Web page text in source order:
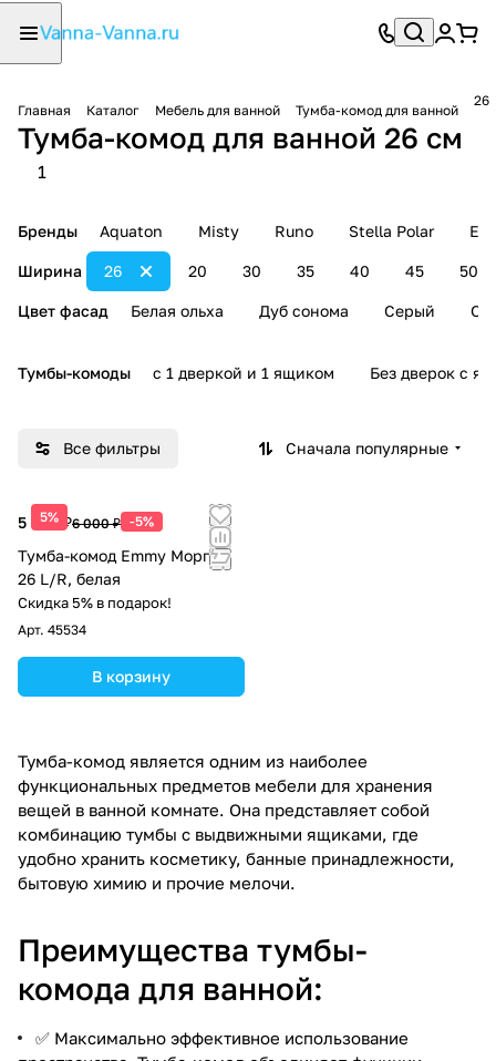
Главная Каталог Мебель для ванной Тумба-комод для ванной
26
Тумба-комод для ванной 26 см
1
Бренды Aquaton Misty Runo Stella Polar
Ширина 20
26 30 35 40 45 50
Цвет фасад Белая ольха Дуб сонома Серый
Тумбы-комоды с 1 дверкой и 1 ящиком Без дверок с
Все фильтры Сначала популярные
5%
5 700 ₽6 000 ₽ -5%
Тумба-комод Emmy Морган
26 L/R, белая
Скидка 5% в подарок!
Арт. 45534
В корзину
Тумба-комод является одним из наиболее
функциональных предметов мебели для хранения
вещей в ванной комнате. Она представляет собой
комбинацию тумбы с выдвижными ящиками, где
удобно хранить косметику, банные принадлежности,
бытовую химию и прочие мелочи.
Преимущества тумбы-
комода для ванной:
✅ Максимально эффективное использование